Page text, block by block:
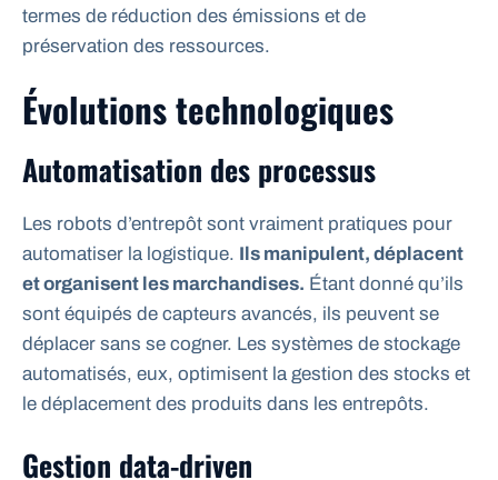
termes de réduction des émissions et de
préservation des ressources.
Évolutions technologiques
Automatisation des processus
Les robots d’entrepôt sont vraiment pratiques pour
automatiser la logistique. Ils manipulent, déplacent
et organisent les marchandises. Étant donné qu’ils
sont équipés de capteurs avancés, ils peuvent se
déplacer sans se cogner. Les systèmes de stockage
automatisés, eux, optimisent la gestion des stocks et
le déplacement des produits dans les entrepôts.
Gestion data-driven